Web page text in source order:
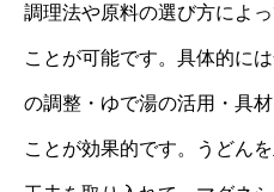
調理法や原料の選び方によ
ことが可能です。具体的に
の調整・ゆで湯の活用・具
ことが効果的です。うどん